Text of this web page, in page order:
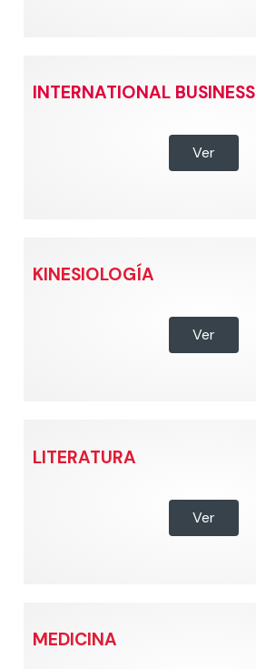
INTERNATIONAL BUSINESS
Ver
KINESIOLOGÍA
Ver
LITERATURA
Ver
MEDICINA